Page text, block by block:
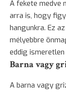
A fekete medve
arra is, hogy
hangunkra. Ez
mélyebbre
eddig
Barna vagy
A barna vagy